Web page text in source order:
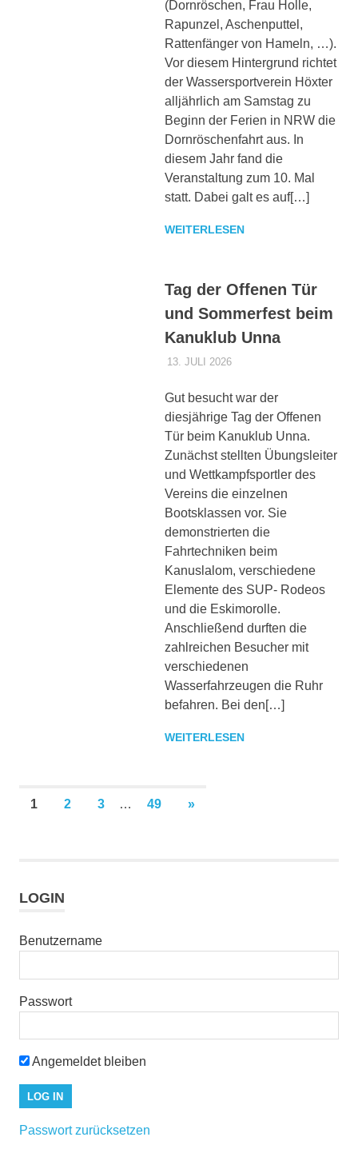
(Dornröschen, Frau Holle,
Rapunzel, Aschenputtel,
Rattenfänger von Hameln, …).
Vor diesem Hintergrund richtet
der Wassersportverein Höxter
alljährlich am Samstag zu
Beginn der Ferien in NRW die
Dornröschenfahrt aus. In
diesem Jahr fand die
Veranstaltung zum 10. Mal
statt. Dabei galt es auf[…]
WEITERLESEN
Tag der Offenen Tür
und Sommerfest beim
Kanuklub Unna
13. JULI 2026DENNISZ
ALLGEMEIN
Gut besucht war der
diesjährige Tag der Offenen
Tür beim Kanuklub Unna.
Zunächst stellten Übungsleiter
und Wettkampfsportler des
Vereins die einzelnen
Bootsklassen vor. Sie
demonstrierten die
Fahrtechniken beim
Kanuslalom, verschiedene
Elemente des SUP- Rodeos
und die Eskimorolle.
Anschließend durften die
zahlreichen Besucher mit
verschiedenen
Wasserfahrzeugen die Ruhr
befahren. Bei den[…]
WEITERLESEN
Seitennummerierung
1 2 3 … 49
NÄCHSTE
»
LOGIN
Benutzername
Passwort
Angemeldet bleiben
Passwort zurücksetzen